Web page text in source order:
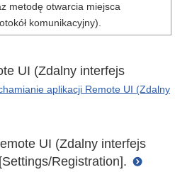
metodę otwarcia miejsca
komunikacyjny).
UI (Zdalny interfejs
aplikacji Remote UI (Zdalny
UI (Zdalny interfejs
Registration].